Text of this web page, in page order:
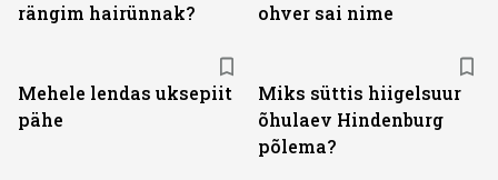
rängim hairünnak?
ohver sai nime
Mehele lendas uksepiit
pähe
Miks süttis hiigelsuur
õhulaev Hindenburg
põlema?